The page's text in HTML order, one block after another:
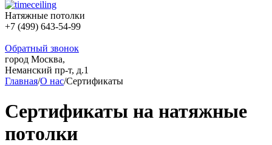
Натяжные потолки
+7 (499) 643-54-99
Обратный звонок
город Москва,
Неманский пр-т, д.1
Главная/О нас/Сертификаты
Сертификаты на натяжные
потолки